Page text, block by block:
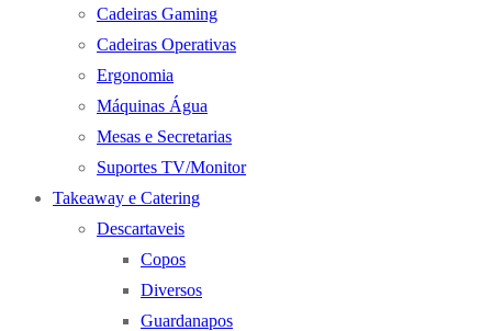
Cadeiras Gaming
Cadeiras Operativas
Ergonomia
Máquinas Água
Mesas e Secretarias
Suportes TV/Monitor
Takeaway e Catering
Descartaveis
Copos
Diversos
Guardanapos